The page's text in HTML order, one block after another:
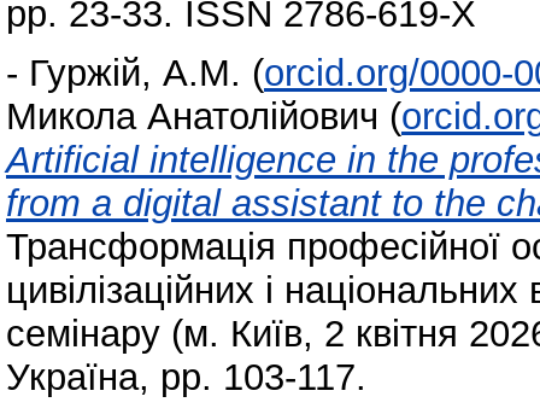
pp. 23-33. ISSN 2786-619-Х
- Гуржій, А.М. (orcid.org/0000-
Микола Анатолійович (
Artificial intelligence in the
from a digital assistant to the
Трансформація професійної
цивілізаційних і
семінару (м. Київ, 2 квітня
Україна, pp. 103-117.